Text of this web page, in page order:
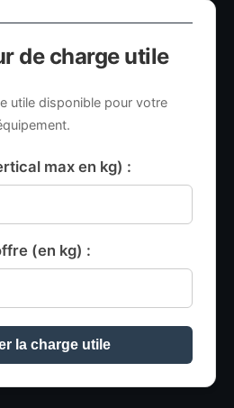
de charge utile
utile disponible pour votre
max en kg) :
(en kg) :
la charge utile